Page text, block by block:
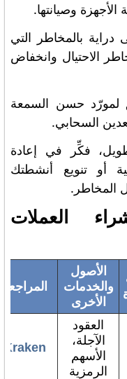
وصيانتها.
بالمخاطر التي
الاحتيال وانخفاض
لمورّد حسن السمعة
السحابي.
فكِّر في إعادة
أو تنويع أنشطتك
المخاطر.
العملات
الأصول
والخدمات
الأخرى
المراجعة
العقود
الآجلة،
الأسهم
الرمزية
Kraken